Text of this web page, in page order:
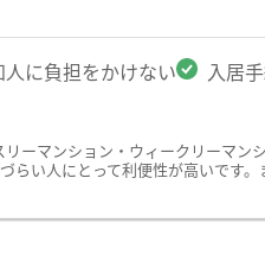
人に負担をかけない 入居
ーマンション・ウィークリーマン
い人にとって利便性が高いです